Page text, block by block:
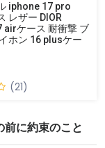
iphone 17 pro
レザー DIOR
airケース 耐衝撃 ブ
ホン 16 plusケー
(21)
に約束のこと